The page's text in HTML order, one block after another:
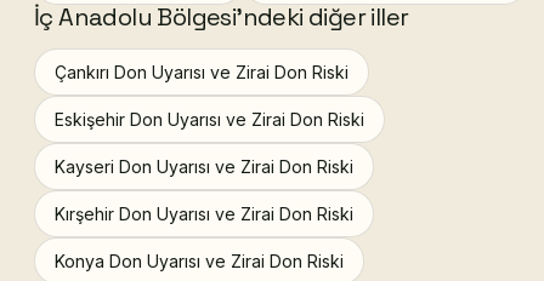
İç Anadolu Bölgesi'ndeki diğer iller
Çankırı Don Uyarısı ve Zirai Don Riski
Eskişehir Don Uyarısı ve Zirai Don Riski
Kayseri Don Uyarısı ve Zirai Don Riski
Kırşehir Don Uyarısı ve Zirai Don Riski
Konya Don Uyarısı ve Zirai Don Riski